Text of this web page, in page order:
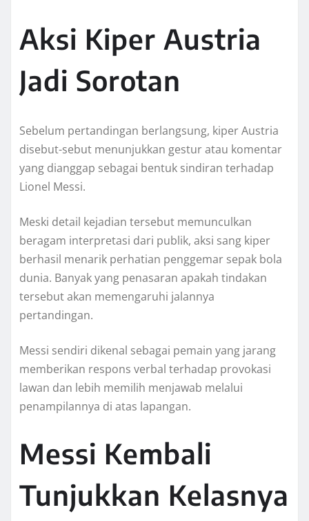
Aksi Kiper Austria
Jadi Sorotan
Sebelum pertandingan berlangsung, kiper Austria
disebut-sebut menunjukkan gestur atau komentar
yang dianggap sebagai bentuk sindiran terhadap
Lionel Messi.
Meski detail kejadian tersebut memunculkan
beragam interpretasi dari publik, aksi sang kiper
berhasil menarik perhatian penggemar sepak bola
dunia. Banyak yang penasaran apakah tindakan
tersebut akan memengaruhi jalannya
pertandingan.
Messi sendiri dikenal sebagai pemain yang jarang
memberikan respons verbal terhadap provokasi
lawan dan lebih memilih menjawab melalui
penampilannya di atas lapangan.
Messi Kembali
Tunjukkan Kelasnya